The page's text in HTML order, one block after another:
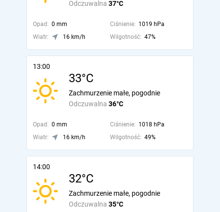
Odczuwalna 37°C
Opad: 0 mm Ciśnienie: 1019 hPa
Wiatr:
16 km/h Wilgotność: 47%
13:00
33°C
Odczuwalna 36°C
Zachmurzenie małe, pogodnie
Opad: 0 mm Ciśnienie: 1018 hPa
Wiatr:
16 km/h Wilgotność: 49%
14:00
32°C
Odczuwalna 35°C
Zachmurzenie małe, pogodnie